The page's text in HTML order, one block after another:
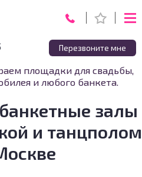
Перезвоните мне
площадки для свадьбы,
и любого банкета.
залы
и